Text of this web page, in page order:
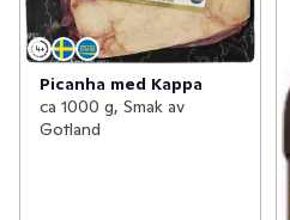
Picanha med Kappa
ca 1000 g, Smak av
Gotland